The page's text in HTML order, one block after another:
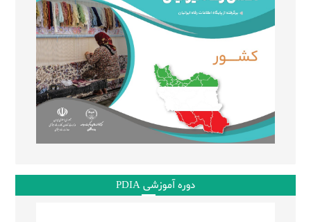
دوره آموزشی PDIA